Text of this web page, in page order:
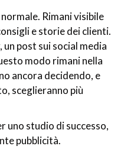
Rimani visibile
e storie dei clienti.
post sui social media
modo rimani nella
ancora decidendo, e
sceglieranno più
uno studio di successo,
pubblicità.